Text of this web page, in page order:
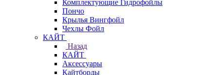
Комплектующие Гидрофойлы
Пончо
Крылья Вингфойл
Чехлы Фойл
КАЙТ
Назад
КАЙТ
Аксессуары
Кайтборды